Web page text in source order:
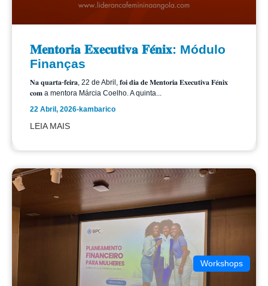
𝐌𝐞𝐧𝐭𝐨𝐫𝐢𝐚 𝐄𝐱𝐞𝐜𝐮𝐭𝐢𝐯𝐚 𝐅𝐞́𝐧𝐢𝐱: Módulo
Finanças
𝐍𝐚 𝐪𝐮𝐚𝐫𝐭𝐚-𝐟𝐞𝐢𝐫𝐚, 22 de Abril, 𝐟𝐨𝐢 𝐝𝐢𝐚 𝐝𝐞 𝐌𝐞𝐧𝐭𝐨𝐫𝐢𝐚 𝐄𝐱𝐞𝐜𝐮𝐭𝐢𝐯𝐚 𝐅𝐞́𝐧𝐢𝐱
𝐜𝐨𝐦 a mentora Márcia Coelho. A quinta...
22 Abril, 2026-kambarico
LEIA MAIS
Workshops